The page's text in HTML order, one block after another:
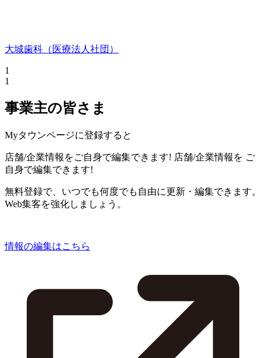
大城歯科（医療法人社団）
1
1
事業主の皆さま
Myタウンページに登録すると
店舗/企業情報をご自身で編集できます! 店舗/企業情報を ご
自身で編集できます!
無料登録で、いつでも何度でも自由に更新・編集できます。
Web集客を強化しましょう。
情報の編集はこちら